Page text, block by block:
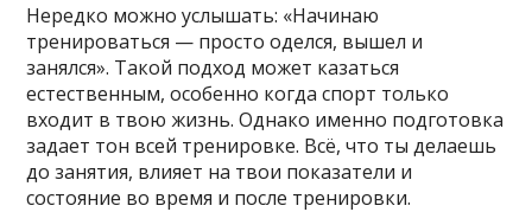
Нередко можно услышать: «Начинаю
тренироваться — просто оделся, вышел и
занялся». Такой подход может казаться
естественным, особенно когда спорт только
входит в твою жизнь. Однако именно подготовка
задает тон всей тренировке. Всё, что ты делаешь
до занятия, влияет на твои показатели и
состояние во время и после тренировки.